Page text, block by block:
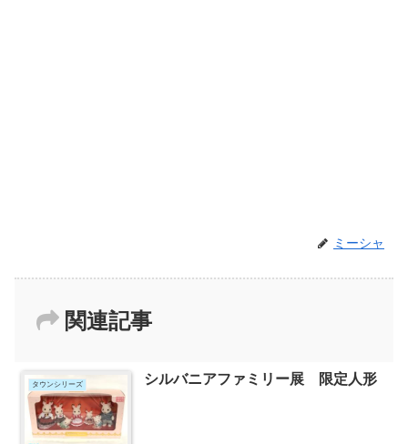
ミーシャ
関連記事
タウンシリーズ シルバニアファミリー展 限定人形